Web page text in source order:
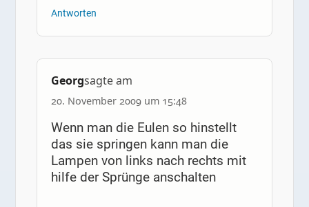
Antworten
Georgsagte am
20. November 2009 um 15:48
Wenn man die Eulen so hinstellt
das sie springen kann man die
Lampen von links nach rechts mit
hilfe der Sprünge anschalten